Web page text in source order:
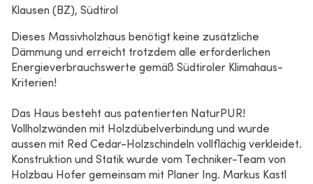
Klausen (BZ), Südtirol
Dieses Massivholzhaus benötigt keine zusätzliche
Dämmung und erreicht trotzdem alle erforderlichen
Energieverbrauchswerte gemäß Südtiroler Klimahaus-
Kriterien!
Das Haus besteht aus patentierten NaturPUR!
Vollholzwänden mit Holzdübelverbindung und wurde
aussen mit Red Cedar-Holzschindeln vollflächig verkleidet.
Konstruktion und Statik wurde vom Techniker-Team von
Holzbau Hofer gemeinsam mit Planer Ing. Markus Kastl